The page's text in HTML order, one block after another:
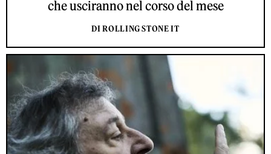
che usciranno nel corso del mese
DI ROLLING STONE IT